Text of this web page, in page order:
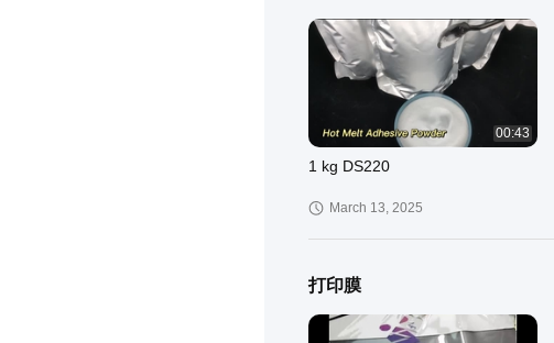
PET Heißklebeband für Nägel
July 02, 2020 00:43
1 kg DS220
March 13, 2025
打印膜